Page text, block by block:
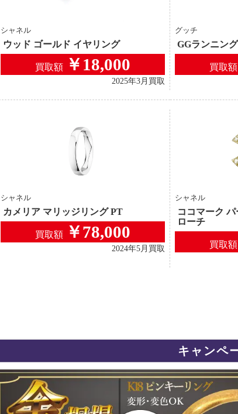
シャネル
ウッド ゴールド イヤリング
買取額 ￥18,000
2025年3月買取
グッチ
GGランニン
買取額
シャネル
カメリア マリッジリング PT
買取額 ￥78,000
2024年5月買取
シャネル
ココマーク
ローチ
買取額
キャンペ
国内金相場が史上最高値更新!! 金・プラチナ・ジュエリー製品